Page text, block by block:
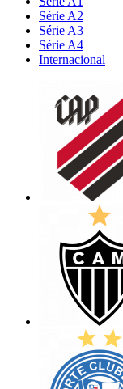
Série A2
Série A3
Série A4
Internacional